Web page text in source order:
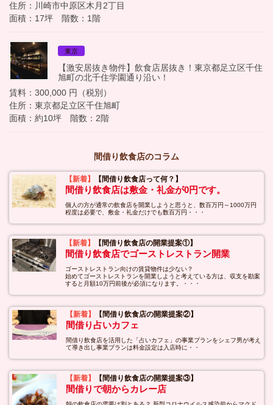
住所：川崎市中原区木月2丁目
面積：17坪 階数：1階
東京
【激安居抜き物件】飲食店居抜き！東京都足立区千住
旭町の北千住学園通り沿い！
賃料：300,000 円（税別）
住所：東京都足立区千住旭町
面積：約10坪 階数：2階
間借り飲食店のコラム
【新着】 【間借り飲食店って何？】
間借り飲食店は敷金・礼金が0円です。
個人の方が通常の飲食店を開業しようと思うと、数百万円～1000万円
程度は必要で、敷金・礼金だけでも数百万円・・・
【新着】 【間借り飲食店の開業提案①】
間借り飲食店でゴーストレストラン開業
ゴーストレストラン向けの賃貸物件は少ない？
始めてゴーストレストランを開業しようと考えている方は、収支を勘案
すると月額10万円前後が必須になります。・・・
【新着】 【間借り飲食店の開業提案②】
間借り占いカフェ
間借り飲食店を活用した「占いカフェ」の事業プランをシェフ男が考え
て導き出し事業プランは料金設定は入店時に・・
【新着】 【間借り飲食店の開業提案③】
間借りで朝からカレー店